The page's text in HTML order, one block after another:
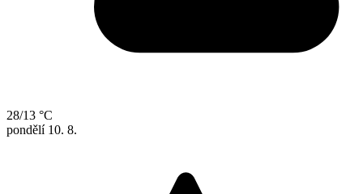
28/13 °C
pondělí 10. 8.